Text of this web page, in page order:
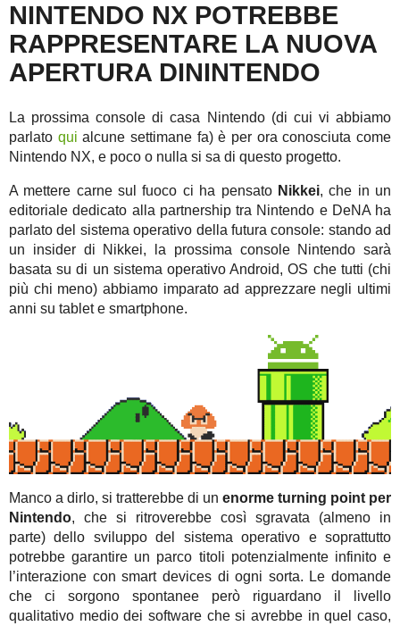
NINTENDO NX POTREBBE
RAPPRESENTARE LA NUOVA
APERTURA DININTENDO
La prossima console di casa Nintendo (di cui vi abbiamo
parlato qui alcune settimane fa) è per ora conosciuta come
Nintendo NX, e poco o nulla si sa di questo progetto.
A mettere carne sul fuoco ci ha pensato Nikkei, che in un
editoriale dedicato alla partnership tra Nintendo e DeNA ha
parlato del sistema operativo della futura console: stando ad
un insider di Nikkei, la prossima console Nintendo sarà
basata su di un sistema operativo Android, OS che tutti (chi
più chi meno) abbiamo imparato ad apprezzare negli ultimi
anni su tablet e smartphone.
Manco a dirlo, si tratterebbe di un enorme turning point per
Nintendo, che si ritroverebbe così sgravata (almeno in
parte) dello sviluppo del sistema operativo e soprattutto
potrebbe garantire un parco titoli potenzialmente infinito e
l’interazione con smart devices di ogni sorta. Le domande
che ci sorgono spontanee però riguardano il livello
qualitativo medio dei software che si avrebbe in quel caso,